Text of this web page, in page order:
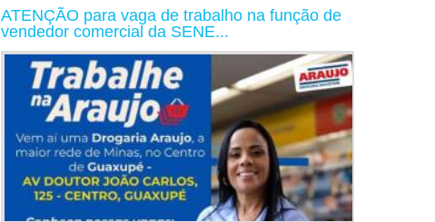
ATENÇÃO para vaga de trabalho na função de
vendedor comercial da SENE...